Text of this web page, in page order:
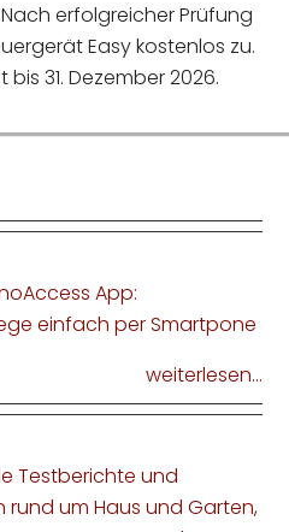
erfolgreicher Prüfung
Easy kostenlos zu.
31. Dezember 2026.
App:
einfach per Smartpone
weiterlesen...
Testberichte und
rund um Haus und Garten,